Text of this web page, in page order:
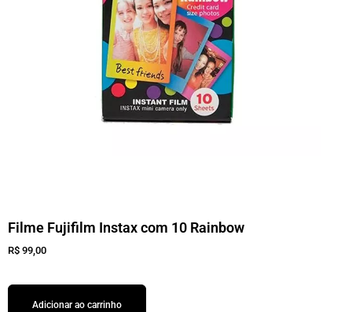
Filme Fujifilm Instax com 10 Rainbow
R$ 99,00
Adicionar ao carrinho